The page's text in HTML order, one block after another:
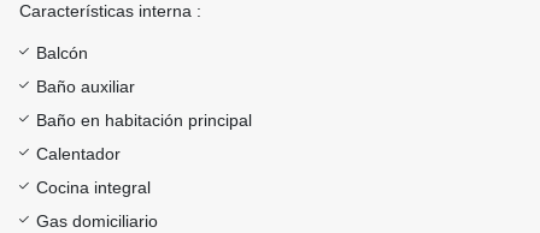
Características interna :
Balcón
Baño auxiliar
Baño en habitación principal
Calentador
Cocina integral
Gas domiciliario